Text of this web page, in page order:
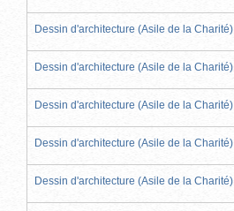
Dessin d'architecture (Asile de la Charité)
Dessin d'architecture (Asile de la Charité)
Dessin d'architecture (Asile de la Charité)
Dessin d'architecture (Asile de la Charité)
Dessin d'architecture (Asile de la Charité)